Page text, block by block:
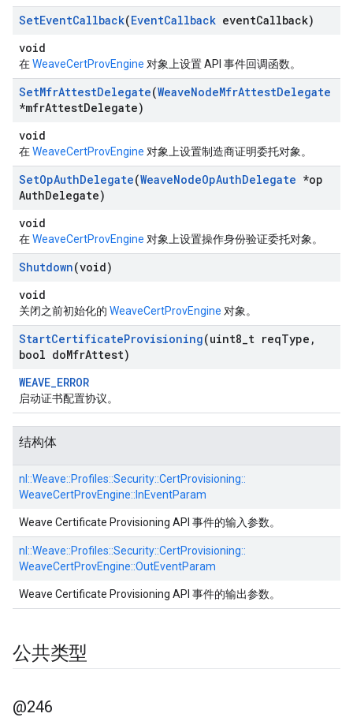
SetEventCallback(EventCallback eventCallback)
void
在WeaveCertProvEngine 对象上设置 API 事件回调函数。
SetMfrAttestDelegate(WeaveNodeMfrAttestDelegate
*mfrAttestDelegate)
void
在WeaveCertProvEngine 对象上设置制造商证明委托对象。
SetOpAuthDelegate(WeaveNodeOpAuthDelegate *op
AuthDelegate)
void
在WeaveCertProvEngine 对象上设置操作身份验证委托对象。
Shutdown(void)
void
关闭之前初始化的 WeaveCertProvEngine 对象。
StartCertificateProvisioning(uint8 t reqType ,
bool doMfrAttest)
WEAVE_ERROR
启动证书配置协议。
结构体
nl::Weave::Profiles::Security::CertProvisioning::
WeaveCertProvEngine:: InEventParam
Weave Certificate Provisioning API 事件的输入参数。
nl::Weave::Profiles::Security::CertProvisioning::
WeaveCertProvEngine::OutEventParam
Weave Certificate Provisioning API 事件的输出参数。
公共类型
@246